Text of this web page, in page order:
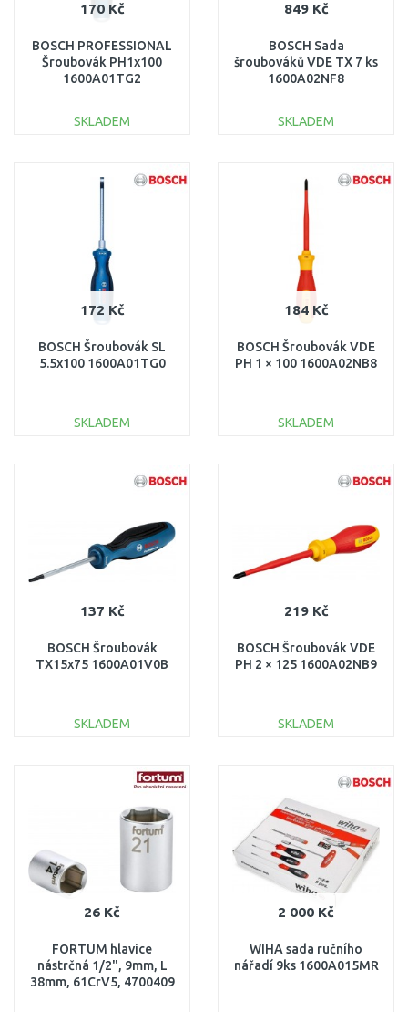
170 Kč
BOSCH PROFESSIONAL
Šroubovák PH1x100
1600A01TG2
SKLADEM
849 Kč
BOSCH Sada
šroubováků VDE TX 7 ks
1600A02NF8
SKLADEM
Porovnat
172 Kč
BOSCH Šroubovák SL
5.5x100 1600A01TG0
SKLADEM
184 Kč
BOSCH Šroubovák VDE
PH 1 × 100 1600A02NB8
SKLADEM
137 Kč
BOSCH Šroubovák
TX15x75 1600A01V0B
SKLADEM
219 Kč
BOSCH Šroubovák VDE
PH 2 × 125 1600A02NB9
SKLADEM
Porovnat
26 Kč
FORTUM hlavice
nástrčná 1/2", 9mm, L
38mm, 61CrV5, 4700409
2 000 Kč
WIHA sada ručního
nářadí 9ks 1600A015MR